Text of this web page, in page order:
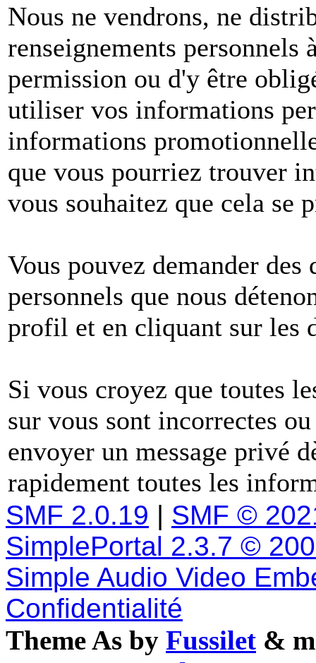
Nous ne vendrons, ne
renseignements
permission ou d'y être
utiliser vos informations
informations
que vous pourriez trouver
vous souhaitez que cela se
Vous pouvez demander
personnels que nous
profil et en cliquant sur les
Si vous croyez que toutes
sur vous sont incorrectes
envoyer un message privé
rapidement toutes les
SMF 2.0.19 | SMF ©
SimplePortal 2.3.7 ©
Simple Audio Video
Confidentialité
Theme As by Fussilet &